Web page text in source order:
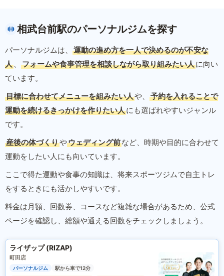
相武台前駅のパーソナルジムを探す
パーソナルジムは、
運動の進め方を一人で決めるのが不安な
人 、 フォームや食事管理を相談しながら取り組みたい人に向い
ています。
目標に合わせてメニューを組みたい人や、
予約を入れることで
運動を続けるきっかけを作りたい人にも選ばれやすいジャンル
です。
産後の体づくりやウェディング前など、時期や目的に合わせて
運動をしたい人にも向いています。
ここで得た運動や食事の知識は、将来スポーツジムで自主トレ
をするときにも活かしやすいです。
料金は月額、回数券、コースなど複雑な場合があるため、公式
ページを確認し、総額や通える回数をチェックしましょう。
ライザップ (RIZAP)
町田店
パーソナルジム
駅から車で12分